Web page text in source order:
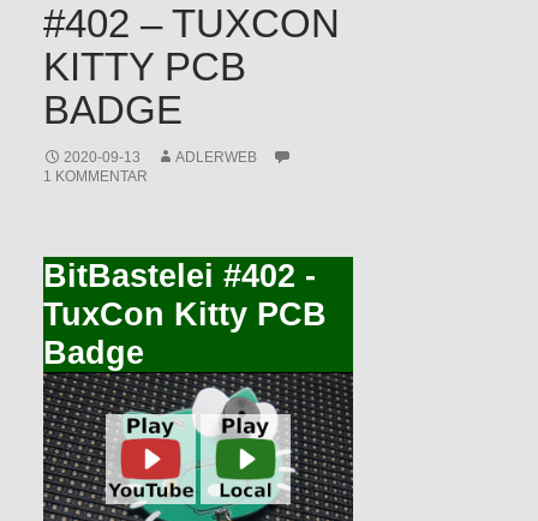
#402 – TUXCON
KITTY PCB
BADGE
2020-09-13
ADLERWEB
1 KOMMENTAR
BitBastelei #402 -
TuxCon Kitty PCB
Badge